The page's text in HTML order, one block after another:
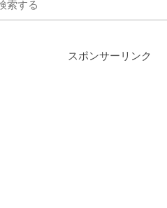
スポンサーリンク